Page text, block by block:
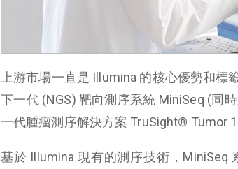
上游市場一直是 Illumina 的核心優勢和
下一代 (NGS) 靶向測序系統 MiniSeq (同
一代腫瘤測序解決方案 TruSight® Tumor
基於 Illumina 現有的測序技術，MiniSeq